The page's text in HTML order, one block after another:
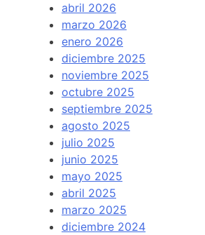
abril 2026
marzo 2026
enero 2026
diciembre 2025
noviembre 2025
octubre 2025
septiembre 2025
agosto 2025
julio 2025
junio 2025
mayo 2025
abril 2025
marzo 2025
diciembre 2024